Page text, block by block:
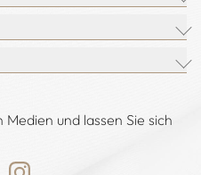
Medien und lassen Sie sich